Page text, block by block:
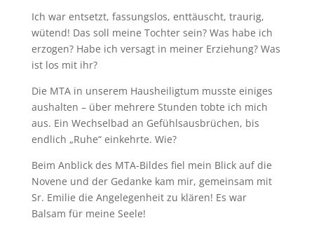
Ich war entsetzt, fassungslos, enttäuscht, traurig,
wütend! Das soll meine Tochter sein? Was habe ich
erzogen? Habe ich versagt in meiner Erziehung? Was
ist los mit ihr?
Die MTA in unserem Hausheiligtum musste einiges
aushalten – über mehrere Stunden tobte ich mich
aus. Ein Wechselbad an Gefühlsausbrüchen, bis
endlich „Ruhe“ einkehrte. Wie?
Beim Anblick des MTA-Bildes fiel mein Blick auf die
Novene und der Gedanke kam mir, gemeinsam mit
Sr. Emilie die Angelegenheit zu klären! Es war
Balsam für meine Seele!